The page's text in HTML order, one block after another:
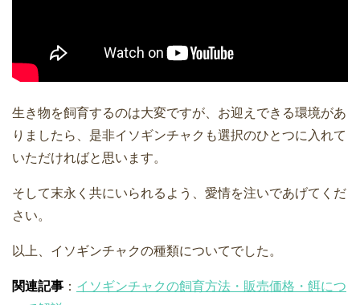
生き物を飼育するのは大変ですが、お迎えできる環境があ
りましたら、是非イソギンチャクも選択のひとつに入れて
いただければと思います。
そして末永く共にいられるよう、愛情を注いであげてくだ
さい。
以上、イソギンチャクの種類についてでした。
関連記事 ： イソギンチャクの飼育方法・販売価格・餌につ